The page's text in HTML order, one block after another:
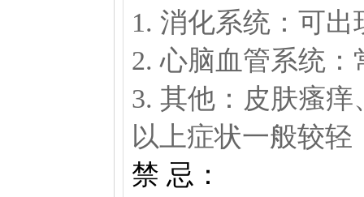
1. 消化系统：可
2. 心脑血管系统
3. 其他：皮肤瘙
以上症状一般较
禁 忌：